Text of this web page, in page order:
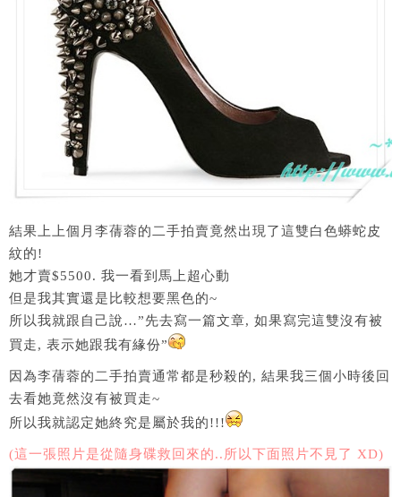
結果上上個月李蒨蓉的二手拍賣竟然出現了這雙白色蟒蛇皮
紋的!
她才賣$5500. 我一看到馬上超心動
但是我其實還是比較想要黑色的~
所以我就跟自己說…”先去寫一篇文章, 如果寫完這雙沒有被
買走, 表示她跟我有緣份”
因為李蒨蓉的二手拍賣通常都是秒殺的, 結果我三個小時後回
去看她竟然沒有被買走~
所以我就認定她終究是屬於我的!!!
(這一張照片是從隨身碟救回來的..所以下面照片不見了 XD)